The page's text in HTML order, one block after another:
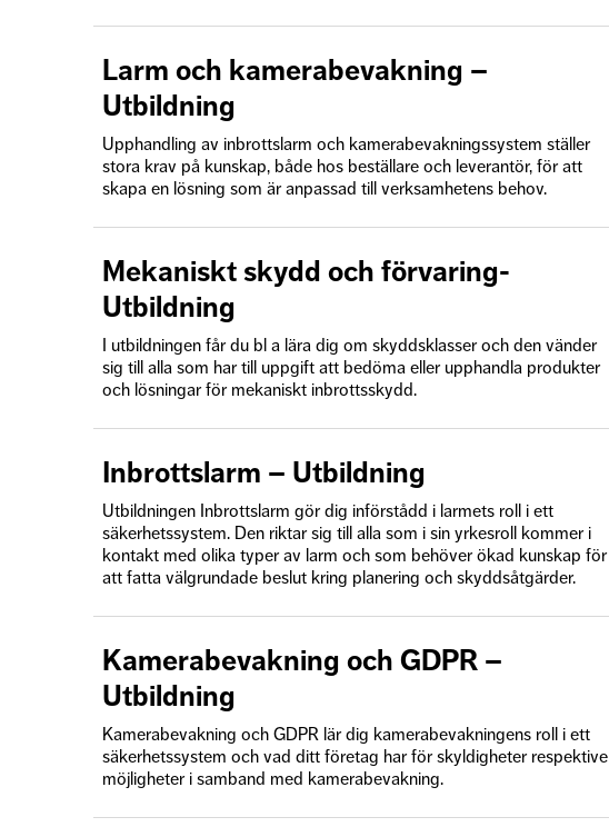
Larm och kamerabevakning –
Utbildning
Upphandling av inbrottslarm och kamerabevakningssystem ställer
stora krav på kunskap, både hos beställare och leverantör, för att
skapa en lösning som är anpassad till verksamhetens behov.
Mekaniskt skydd och förvaring-
Utbildning
I utbildningen får du bl a lära dig om skyddsklasser och den vänder
sig till alla som har till uppgift att bedöma eller upphandla produkter
och lösningar för mekaniskt inbrottsskydd.
Inbrottslarm – Utbildning
Utbildningen Inbrottslarm gör dig införstådd i larmets roll i ett
säkerhetssystem. Den riktar sig till alla som i sin yrkesroll kommer i
kontakt med olika typer av larm och som behöver ökad kunskap för
att fatta välgrundade beslut kring planering och skyddsåtgärder.
Kamerabevakning och GDPR –
Utbildning
Kamerabevakning och GDPR lär dig kamerabevakningens roll i ett
säkerhetssystem och vad ditt företag har för skyldigheter respektive
möjligheter i samband med kamerabevakning.